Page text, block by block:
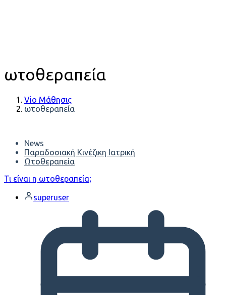
ωτοθεραπεία
Vio Μάθησις
ωτοθεραπεία
News
Παραδοσιακή Κινέζικη Ιατρική
Ωτοθεραπεία
Τι είναι η ωτοθεραπεία;
superuser